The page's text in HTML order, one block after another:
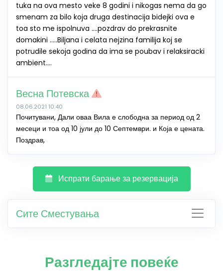
tuka na ova mesto veke 8 godini i nikogas nema da go
smenam za bilo koja druga destinacija bidejki ova e
toa sto me ispolnuva ....pozdrav do prekrasnite
domakini .....Biljana i celata nejzina familija koj se
potrudile sekoja godina da ima se poubav i relaksiracki
ambient....
Весна Потевска
08.06.2021 10:40
Почитувани, Дали оваа Вила е слободна за период од 2
месеци и тоа од 10 јули до 10 Септември. и Која е цената.
Поздрав,
Испрати барање за резервација
Сите Сместувања
Разгледајте повеќе